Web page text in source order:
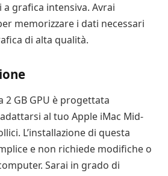
grafica intensiva. Avrai
memorizzare i dati necessari
di alta qualità.
2 GB GPU è progettata
al tuo Apple iMac Mid-
L’installazione di questa
e non richiede modifiche o
Sarai in grado di